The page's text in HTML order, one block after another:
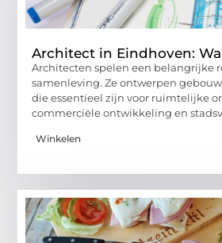
Architect in Eindhoven:
Architecten spelen een belangrijke
samenleving. Ze ontwerpen
die essentieel zijn voor ruimtelijke
commerciële ontwikkeling en
Winkelen